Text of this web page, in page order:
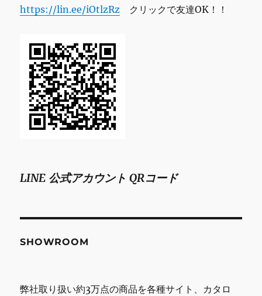
https://lin.ee/iOtlzRz クリックで友達OK！！
LINE 公式アカウント QRコード
SHOWROOM
弊社取り扱い約3万点の商品を各種サイト、カタロ